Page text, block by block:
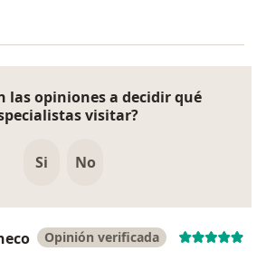
las opiniones a decidir qué
visitar?
Si No
Opinión verificada